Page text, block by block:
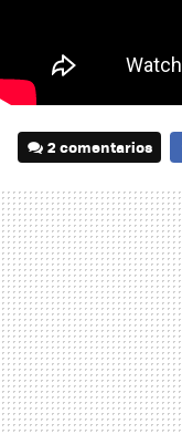
2 comentarios